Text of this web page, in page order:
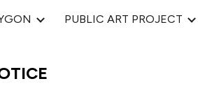
Skip to navigation
PUBLIC ART PROJECT